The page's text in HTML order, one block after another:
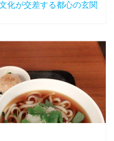
化が交差する都心の玄関